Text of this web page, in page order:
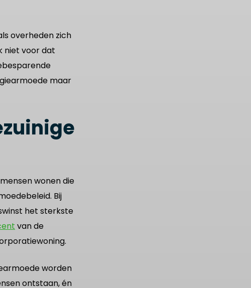
overheden zich
niet voor dat
maar
wonen die
Bij
het sterkste
van de
worden
ontstaan, én